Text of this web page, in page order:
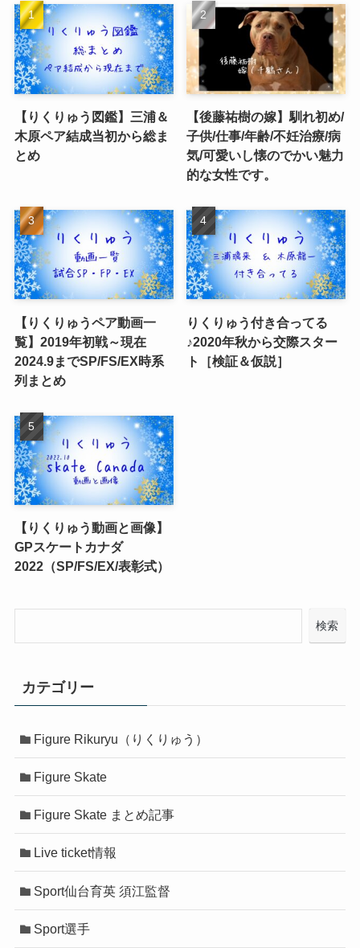
【りくりゅう図鑑】三浦＆
木原ペア結成当初から総ま
とめ
【後藤祐樹の嫁】馴れ初め/
子供/仕事/年齢/不妊治療/病
気/可愛いし懐のでかい魅力
的な女性です。
【りくりゅうペア動画一
覧】2019年初戦～現在
2024.9までSP/FS/EX時系
列まとめ
りくりゅう付き合ってる
♪2020年秋から交際スター
ト［検証＆仮説］
【りくりゅう動画と画像】
GPスケートカナダ
2022（SP/FS/EX/表彰式）
検索
カテゴリー
Figure Rikuryu（りくりゅう）
Figure Skate
Figure Skate まとめ記事
Live ticket情報
Sport仙台育英 須江監督
Sport選手